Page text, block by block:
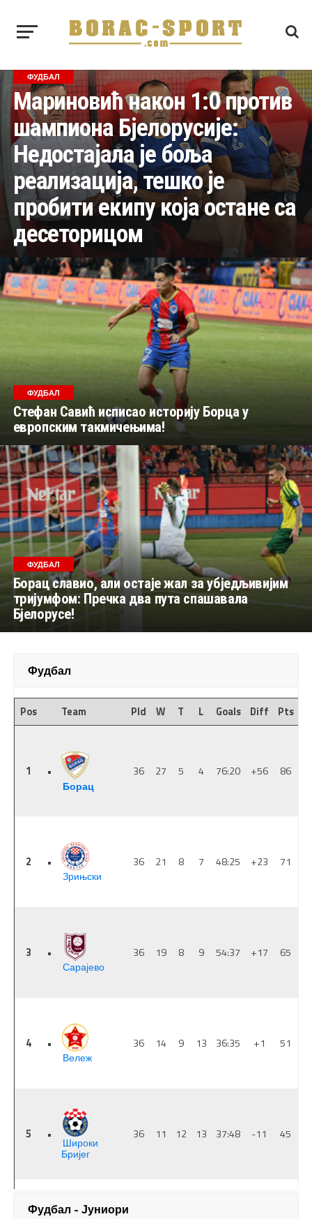
ФУДБАЛ
Мариновић након 1:0 против
шампиона Бјелорусије:
Недостајала је боља
реализација, тешко је
пробити екипу која остане са
десеторицом
ФУДБАЛ
Стефан Савић исписао историју Борца у
европским такмичењима!
ФУДБАЛ
Борац славио, али остаје жал за убједљивијим
тријумфом: Пречка два пута спашавала
Бјелорусе!
Фудбал
Фудбал - Јуниори